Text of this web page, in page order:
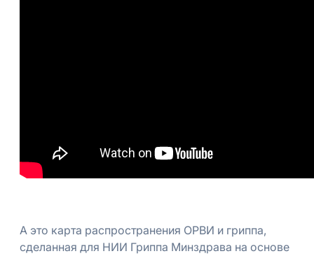
А это карта распространения ОРВИ и гриппа,
сделанная для НИИ Гриппа Минздрава на основе